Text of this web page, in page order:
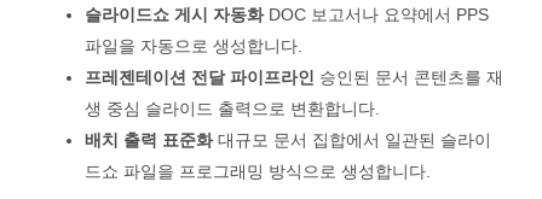
슬라이드쇼 게시 자동화DOC 보고서나 요약에서 PPS
파일을 자동으로 생성합니다.
프레젠테이션 전달 파이프라인
승인된 문서 콘텐츠를 재
생 중심 슬라이드 출력으로 변환합니다.
배치 출력 표준화대규모 문서 집합에서 일관된 슬라이
드쇼 파일을 프로그래밍 방식으로 생성합니다.